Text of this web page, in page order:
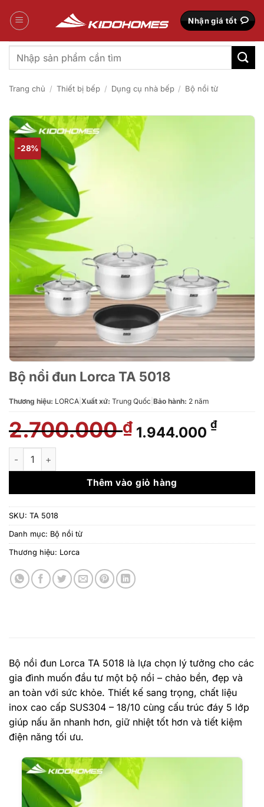
qua
Nhận giá tốt
Tìm
kiếm:
Trang chủ / Thiết bị bếp / Dụng cụ nhà bếp / Bộ nồi từ
-28%
Bộ nồi đun Lorca TA 5018
Thương hiệu: LORCA Xuất xứ: Trung Quốc Bảo hành: 2 năm
2.700.000₫ Giá
gốc
2.700.000 ₫.
1.944.000 ₫Giá
là:
Bộ nồi đun Lorca TA 5018 số lượng
Thêm vào giỏ hàng
SKU: TA 5018
Danh mục: Bộ nồi từ
Thương hiệu: Lorca
Bộ nồi đun Lorca TA 5018 là lựa chọn lý tưởng cho các
gia đình muốn đầu tư một bộ nồi – chảo bền, đẹp và
an toàn với sức khỏe. Thiết kế sang trọng, chất liệu
inox cao cấp SUS304 – 18/10 cùng cấu trúc đáy 5 lớp
giúp nấu ăn nhanh hơn, giữ nhiệt tốt hơn và tiết kiệm
điện năng tối ưu.